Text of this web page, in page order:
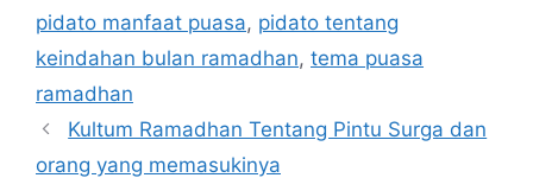
pidato manfaat puasa, pidato tentang
keindahan bulan ramadhan, tema puasa
ramadhan
Kultum Ramadhan Tentang Pintu Surga dan
orang yang memasukinya